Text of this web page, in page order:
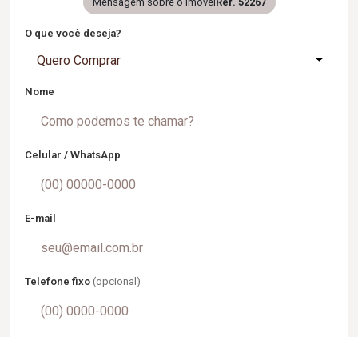
O que você deseja?
Quero Comprar
Nome
Celular / WhatsApp
E-mail
Telefone fixo (opcional)